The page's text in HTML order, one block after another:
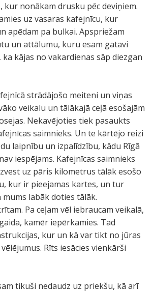
kur nonākam drusku pēc deviņiem.
uz vasaras kafejnīcu, kur
apēdam pa bulkai. Apspriežam
un attālumu, kuru esam gatavi
kājas no vakardienas sāp diezgan
strādājošo meiteni un viņas
veikalu un tālākajā ceļā esošajām
Nekavējoties tiek pasaukts
saimnieks. Un te kārtējo reizi
laipnību un izpalīdzību, kādu Rīgā
iespējams. Kafejnīcas saimnieks
uz pāris kilometrus tālāk esošo
kur ir pieejamas kartes, un tur
labāk doties tālāk.
Pa ceļam vēl iebraucam veikalā,
kamēr iepērkamies. Tad
kur un kā var tikt no jūras
Rīts iesācies vienkārši
tikuši nedaudz uz priekšu, kā arī